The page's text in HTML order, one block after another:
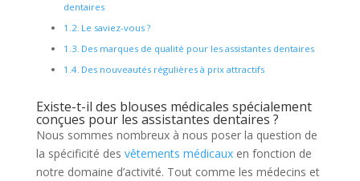
dentaires
Le saviez-vous ?
Des marques de qualité pour les assistantes dentaires
Des nouveautés régulières à prix attractifs
Existe-t-il des blouses médicales spécialement
conçues pour les assistantes dentaires ?
Nous sommes nombreux à nous poser la question de
la spécificité des vêtements médicauxen fonction de
notre domaine d’activité. Tout comme les médecins et